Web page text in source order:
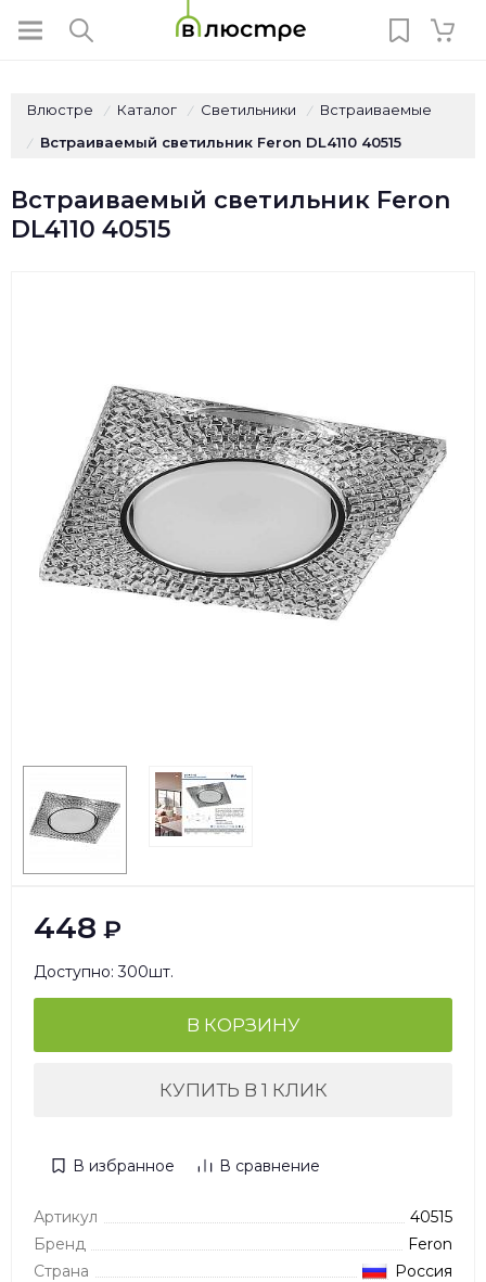
Влюстре / Каталог / Светильники / Встраиваемые
/ Встраиваемый светильник Feron DL4110 40515
Встраиваемый светильник Feron
DL4110 40515
448 ₽
Доступно: 300шт.
В КОРЗИНУ
КУПИТЬ В 1 КЛИК
В избранное В сравнение
Артикул
40515
Бренд
Feron
Страна
Россия